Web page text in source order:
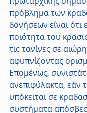
πρόβλημα των
δονήσεων είναι
ποιότητα του
τις τανίνες σε
αφυπνίζοντας
Επομένως,
ανεπιφύλακτα, εάν
υπόκειται σε
συστήματα